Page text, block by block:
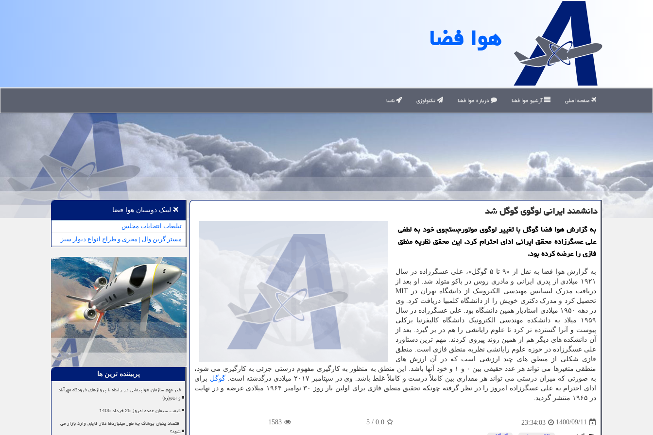
هوا فضا
صفحه اصلی آرشیو هوا فضا درباره هوا فضا تکنولوژی ناسا
دانشمند ایرانی لوگوی گوگل شد
به گزارش هوا فضا گوگل با تغییر لوگوی موتورجستجوی خود به لطفی
علی عسگرزاده محقق ایرانی ادای احترام کرد. این محقق نظریه منطق
فازی را عرضه کرده بود.
به گزارش هوا فضا به نقل از «۹ تا ۵ گوگل»، علی عسگرزاده در سال
۱۹۲۱ میلادی از پدری ایرانی و مادری روس در باکو متولد شد. او بعد از
دریافت مدرک لیسانس مهندسی الکترونیک از دانشگاه تهران در MIT
تحصیل کرد و مدرک دکتری خویش را از دانشگاه کلمبیا دریافت کرد. وی
در دهه ۱۹۵۰ میلادی استادیار همین دانشگاه بود. علی عسگرزاده در سال
۱۹۵۹ میلاد به دانشکده مهندسی الکترونیک دانشگاه کالیفرنیا برکلی
پیوست و آنرا گسترده تر کرد تا علوم رایانشی را هم در بر گیرد. بعد از
آن دانشکده های دیگر هم از همین روند پیروی کردند. مهم ترین دستاورد
علی عسگرزاده در حوزه علوم رایانشی نظریه منطق فازی است. منطق
فازی شکلی از منطق های چند ارزشی است که در آن ارزش های
منطقی متغیرها می تواند هر عدد حقیقی بین ۰ و ۱ و خود آنها باشد. این منطق به منظور به کارگیری مفهوم درستی جزئی به کارگیری می شود،
به صورتی که میزان درستی می تواند هر مقداری بین کاملاً درست و کاملاً غلط باشد. وی در سپتامبر ۲۰۱۷ میلادی درگذشته است.
گوگل برای
ادای احترام به علی عسگرزاده امروز را در نظر گرفته چونکه تحقیق منطق فازی برای اولین بار روز ۳۰ نوامبر ۱۹۶۴ میلادی عرضه و در نهایت
در ۱۹۶۵ منتشر گردید.
1400/09/11
23:34:03
0.0
/
5
1583
لینک دوستان هوا فضا
تبلیغات انتخابات مجلس
مستر گرین وال | مجری و طراح انواع دیوار سبز
پربیننده ترین ها
خبر مهم سازمان هواپیمایی در رابطه با پروازهای فرودگاه مهرآباد
و امام(ره)
قیمت سیمان عمده امروز 25 خرداد 1405
اقتصاد پنهان پوشاک چه طور میلیاردها دلار قاچاق وارد بازار می
شود؟